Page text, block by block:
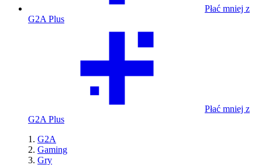
Płać mniej z
G2A Plus
Płać mniej z
G2A Plus
G2A
Gaming
Gry